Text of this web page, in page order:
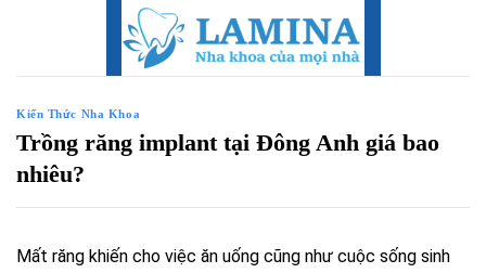
Kiến Thức Nha Khoa
Trồng răng implant tại Đông Anh giá bao
nhiêu?
Mất răng khiến cho việc ăn uống cũng như cuộc sống sinh